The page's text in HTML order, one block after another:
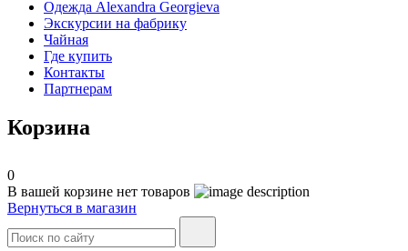
Одежда Alexandra Georgieva
Экскурсии на фабрику
Чайная
Где купить
Контакты
Партнерам
Корзина
0
В вашей корзине нет товаров
Вернуться в магазин